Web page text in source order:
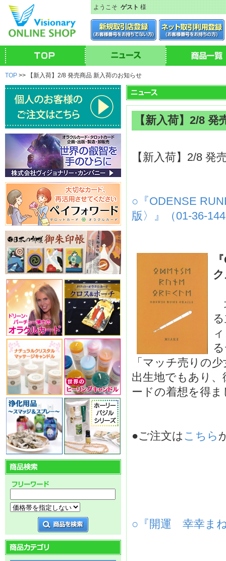
ようこそゲスト様
TOP >> 【新入荷】2/8 発売商品 新入荷のお知らせ
【新入荷】2/8
【新入荷】2/8 発
○『ODENSE
版〉』（01-36-
「マッチ売りの
出生地でもあり
ードの着想を得
●ご注文は こちら
○『開運 幸幸ま